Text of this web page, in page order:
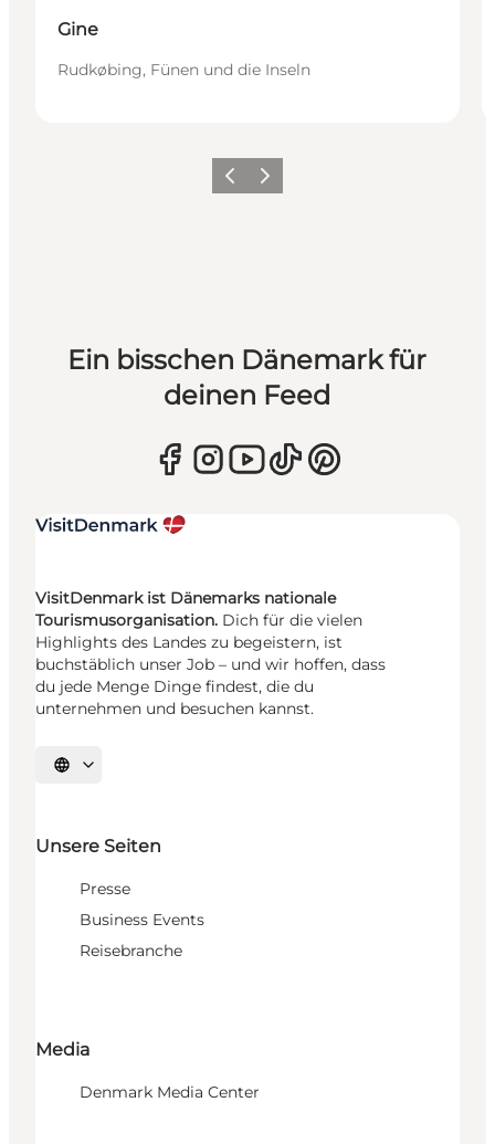
Gine
Rudkøbing, Fünen und die Inseln
ZurückWeiter
Ein bisschen Dänemark für
deinen Feed
VisitDenmark ist Dänemarks nationale
Tourismusorganisation. Dich für die vielen
Highlights des Landes zu begeistern, ist
buchstäblich unser Job – und wir hoffen, dass
du jede Menge Dinge findest, die du
unternehmen und besuchen kannst.
Sprache auswählen
Unsere Seiten
Presse
Business Events
Reisebranche
Media
Denmark Media Center